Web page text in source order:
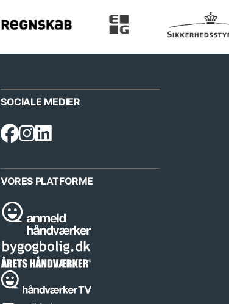
SOCIALE MEDIER
VORES PLATFORME